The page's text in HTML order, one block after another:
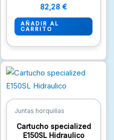
82,28 €
AÑADIR AL
CARRITO
Juntas horquillas
Cartucho specialized
E150SL Hidraulico